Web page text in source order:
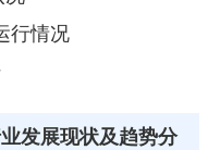
行情况
发展现状及趋势分